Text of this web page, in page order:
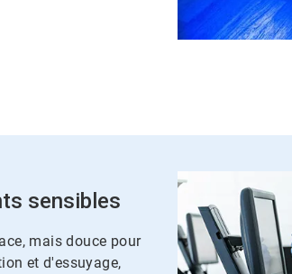
sensibles
mais douce pour
et d'essuyage,